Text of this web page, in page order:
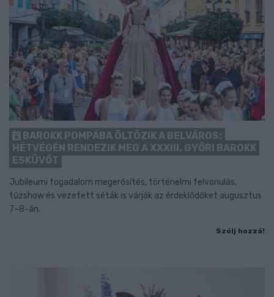
BAROKK POMPÁBA ÖLTÖZIK A BELVÁROS:
HÉTVÉGÉN RENDEZIK MEG A XXXIII. GYŐRI BAROKK
ESKÜVŐT
Jubileumi fogadalom megerősítés, történelmi felvonulás,
tűzshow és vezetett séták is várják az érdeklődőket augusztus
7–8-án.
Szólj hozzá!